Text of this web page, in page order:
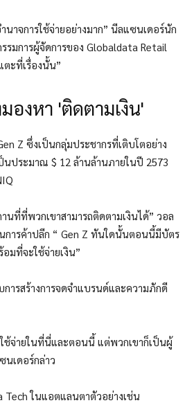
นาจการใช้จ่ายอย่างมาก” นีลแซนเดอร์นัก
รมการผู้จัดการของ Globaldata Retail
ตะที่เรื่องนั้น”
องหา 'ติดตามเงิน'
Z ซึ่งเป็นกลุ่มประชากรที่เติบโตอย่าง
ป็นประมาณ $ 12 ล้านล้านภายในปี 2573
นที่ที่พวกเขาสามารถติดตามเงินได้” วอล
การค้าปลีก “ Gen Z ทันใดนั้นตอนนี้มีบัตร
มที่จะใช้จ่ายเงิน”
ารสร้างการจดจำแบรนด์และความภักดี
ช้จ่ายในที่นี่และตอนนี้ แต่พวกเขาก็เป็นผู้
นเดอร์กล่าว
Tech ในแอตแลนตาตัวอย่างเช่น